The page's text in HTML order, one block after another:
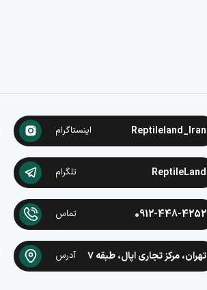
Reptileland_Iran اینستاگرام
ReptileLand تلگرام
0912-448-4252 تماس
تهران، مرکز تجاری اپال، طبقه ۷ آدرس